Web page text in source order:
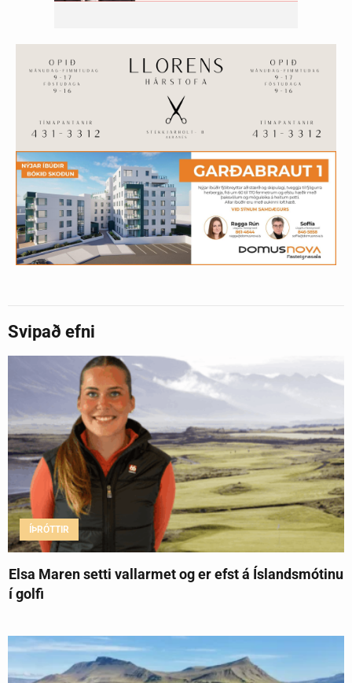
Svipað efni
ÍÞRÓTTIR
Elsa Maren setti vallarmet og er efst á Íslandsmótinu
í golfi